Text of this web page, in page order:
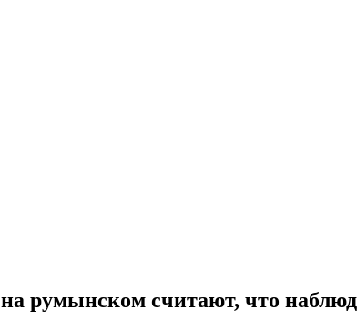
румынском считают, что